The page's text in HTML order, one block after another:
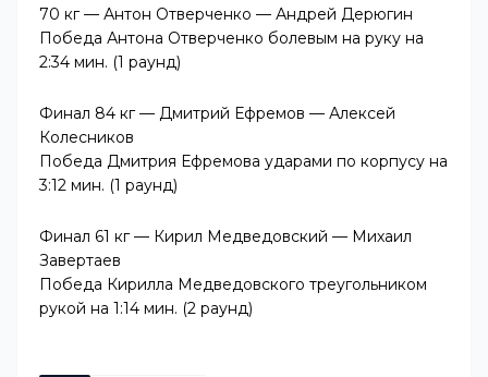
70 кг — Антон Отверченко — Андрей Дерюгин
Победа Антона Отверченко болевым на руку на
2:34 мин. (1 раунд)
Финал 84 кг — Дмитрий Ефремов — Алексей
Колесников
Победа Дмитрия Ефремова ударами по корпусу на
3:12 мин. (1 раунд)
Финал 61 кг — Кирил Медведовский — Михаил
Завертаев
Победа Кирилла Медведовского треугольником
рукой на 1:14 мин. (2 раунд)